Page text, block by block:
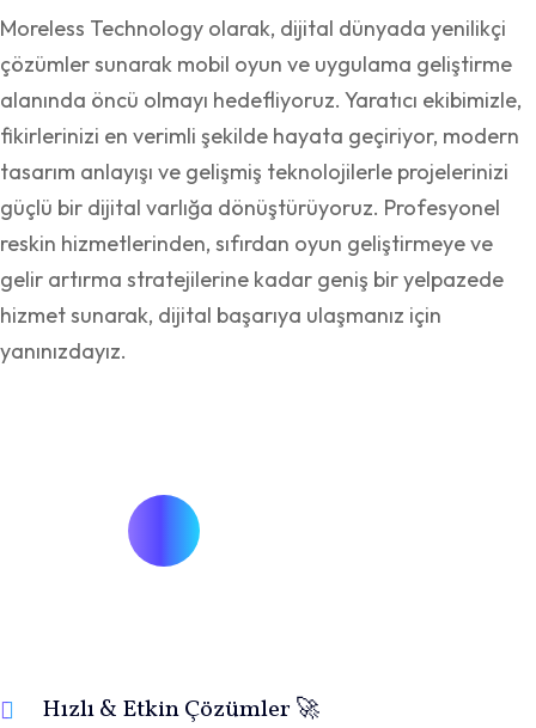
Moreless Technology olarak, dijital dünyada yenilikçi
çözümler sunarak mobil oyun ve uygulama geliştirme
alanında öncü olmayı hedefliyoruz. Yaratıcı ekibimizle,
fikirlerinizi en verimli şekilde hayata geçiriyor, modern
tasarım anlayışı ve gelişmiş teknolojilerle projelerinizi
güçlü bir dijital varlığa dönüştürüyoruz. Profesyonel
reskin hizmetlerinden, sıfırdan oyun geliştirmeye ve
gelir artırma stratejilerine kadar geniş bir yelpazede
hizmet sunarak, dijital başarıya ulaşmanız için
yanınızdayız.
Hızlı & Etkin Çözümler 🚀